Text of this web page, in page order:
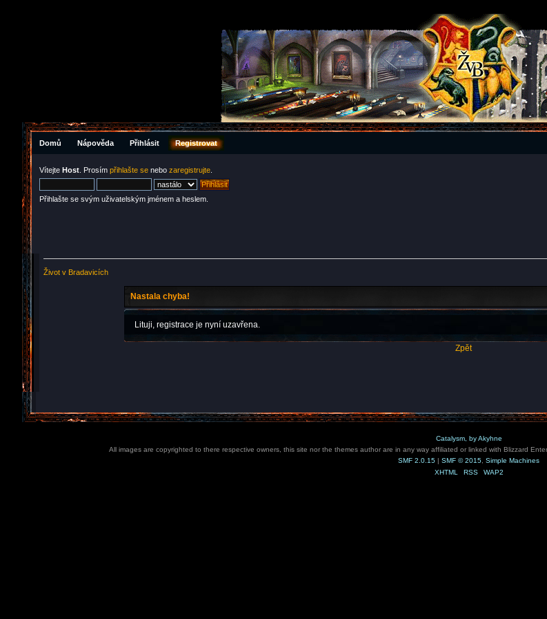
Domů Nápověda Přihlásit Registrovat
Vítejte Host . Prosím přihlašte se nebo zaregistrujte
Přihlašte se svým uživatelským jménem a heslem.
Život v Bradavicích
Nastala chyba!
Lituji, registrace je nyní uzavřena.
Zpět
Catalysm, by Akyhne
All images are copyrighted to there respective owners, this site nor the themes author are in any way affiliated or linked with Blizzard
SMF 2.0.15
SMF © 2015, Simple Machines
XHTML
RSS WAP2